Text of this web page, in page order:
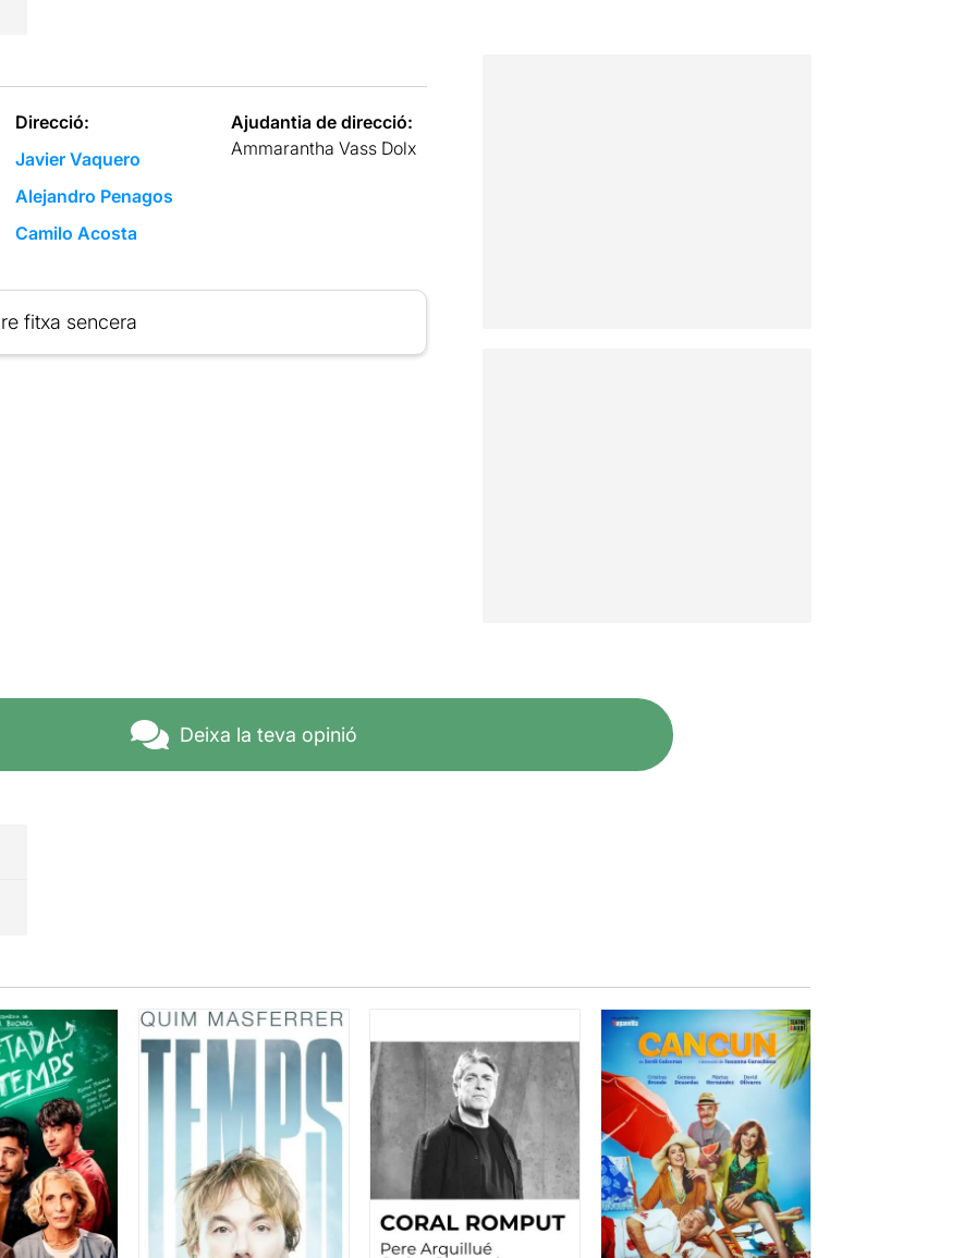
Direcció:
Javier Vaquero
Alejandro Penagos
Camilo Acosta
Ajudantia de direcció:
Ammarantha Vass Dolx
fitxa sencera
Deixa la teva opinió